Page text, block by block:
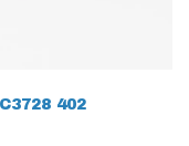
402